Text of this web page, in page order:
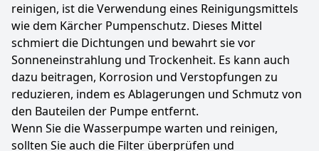
reinigen, ist die Verwendung eines Reinigungsmittels
wie dem Kärcher Pumpenschutz. Dieses Mittel
schmiert die Dichtungen und bewahrt sie vor
Sonneneinstrahlung und Trockenheit. Es kann auch
dazu beitragen, Korrosion und Verstopfungen zu
reduzieren, indem es Ablagerungen und Schmutz von
den Bauteilen der Pumpe entfernt.
Wenn Sie die Wasserpumpe warten und reinigen,
sollten Sie auch die Filter überprüfen und